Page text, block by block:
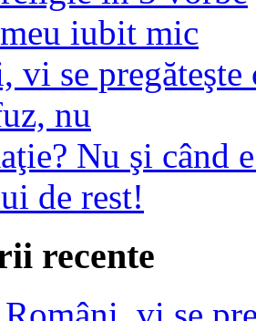
iubit mic
vi se pregăteşte
nu
Nu şi când
de rest!
recente